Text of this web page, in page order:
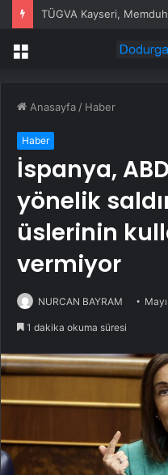
TÜGVA Kayseri, Memduh
Menü
Anasayfa / Haber
Haber
İspanya,
yönelik
üslerinin
vermiyor
NURCAN BAYRAM
1 dakika okuma süresi